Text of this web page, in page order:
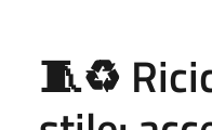
🧵♻️